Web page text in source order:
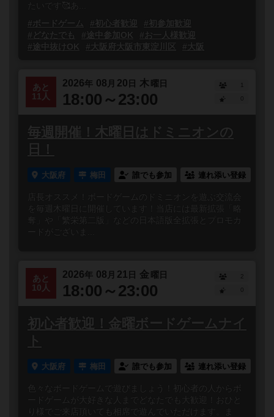
たいです🥰あ...
#ボードゲーム
#初心者歓迎
#初参加歓迎
#どなたでも
#途中参加OK
#お一人様歓迎
#途中抜けOK
#大阪府大阪市東淀川区 #大阪
あと
11人
2026年 08 月 20 日 木曜日
18:00～23:00
1
毎週開催！木曜日はドミニオンの
日！
大阪府 梅田 誰でも参加 連れ添い登録
店長オススメ！ボードゲームのドミニオンを遊ぶ交流会
を毎週木曜日に開催しています！当店には最新拡張「略
奪」や「繁栄第二版」などの日本語版全拡張とプロモカ
あと
10人
2026年 08 月 21 日 金曜日
18:00～23:00
2
初心者歓迎！金曜ボードゲームナイ
ト
大阪府 梅田 誰でも参加 連れ添い登録
色々なボードゲームで遊びましょう！初心者の人からボ
ードゲームが大好きな人までどなたでも大歓迎！おひと
り様でご来店頂いても相席で遊んでいただけます。ま